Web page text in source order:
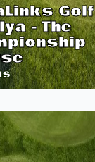
Golf
- The